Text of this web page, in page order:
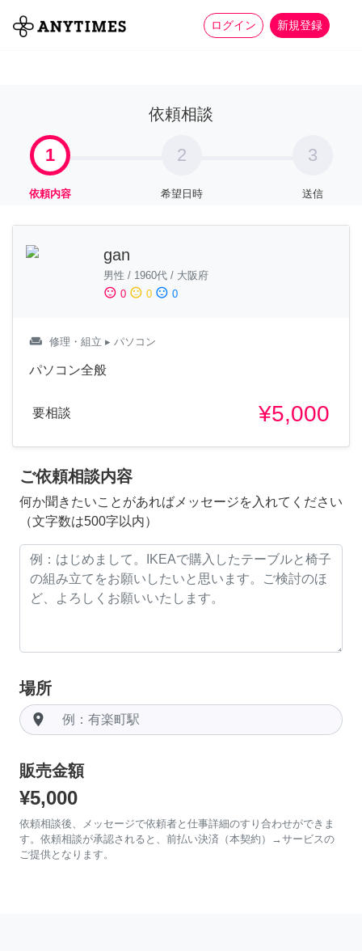
ログイン 新規登録
全て 家事 more_horiz
依頼相談
1
依頼内容
2
希望日時
3
送信
gan
男性 / 1960代 / 大阪府
sentiment_satisfied 0 sentiment_neutral 0 sentiment_dissatisfied 0
weekend 修理・組立 ▸ パソコン
パソコン全般
要相談 ¥5,000
ご依頼相談内容
何か聞きたいことがあればメッセージを入れてください
（文字数は500字以内）
場所
room
販売金額
¥5,000
依頼相談後、メッセージで依頼者と仕事詳細のすり合わせができま
す。依頼相談が承認されると、前払い決済（本契約）→サービスの
ご提供となります。